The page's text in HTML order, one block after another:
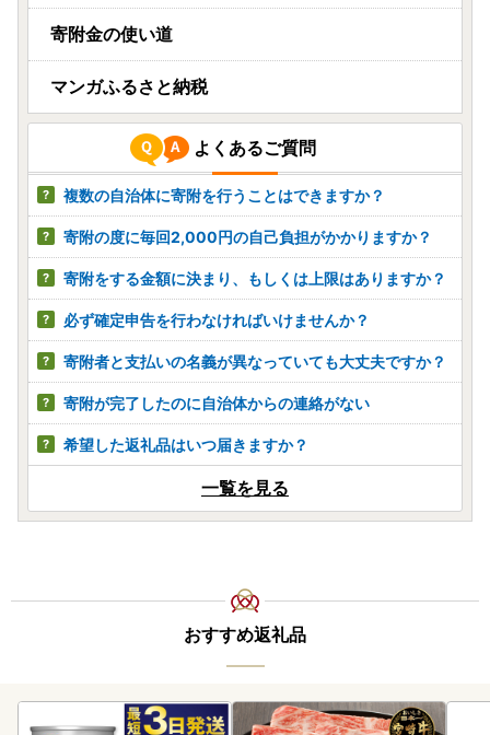
寄附金の使い道
マンガふるさと納税
よくあるご質問
複数の自治体に寄附を行うことはできますか？
寄附の度に毎回2,000円の自己負担がかかりますか？
寄附をする金額に決まり、もしくは上限はありますか？
必ず確定申告を行わなければいけませんか？
寄附者と支払いの名義が異なっていても大丈夫ですか？
寄附が完了したのに自治体からの連絡がない
希望した返礼品はいつ届きますか？
一覧を見る
おすすめ返礼品